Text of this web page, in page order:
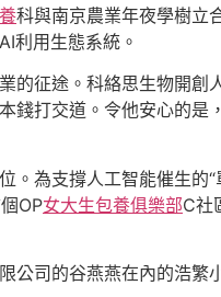
科與南京農業年夜學樹立
利用生態系統。
的征途。科絡思生物開創
錢打交道。令他安心的是
。為支撐人工智能催生的
OP女大生包養俱樂部C社
公司的谷燕燕在內的浩繁